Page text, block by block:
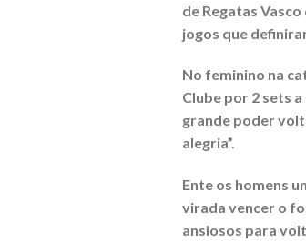
de Regatas
jogos que
No feminino na
Clube por 2 sets
grande poder
alegria”.
Ente os homens
virada vencer o
ansiosos para